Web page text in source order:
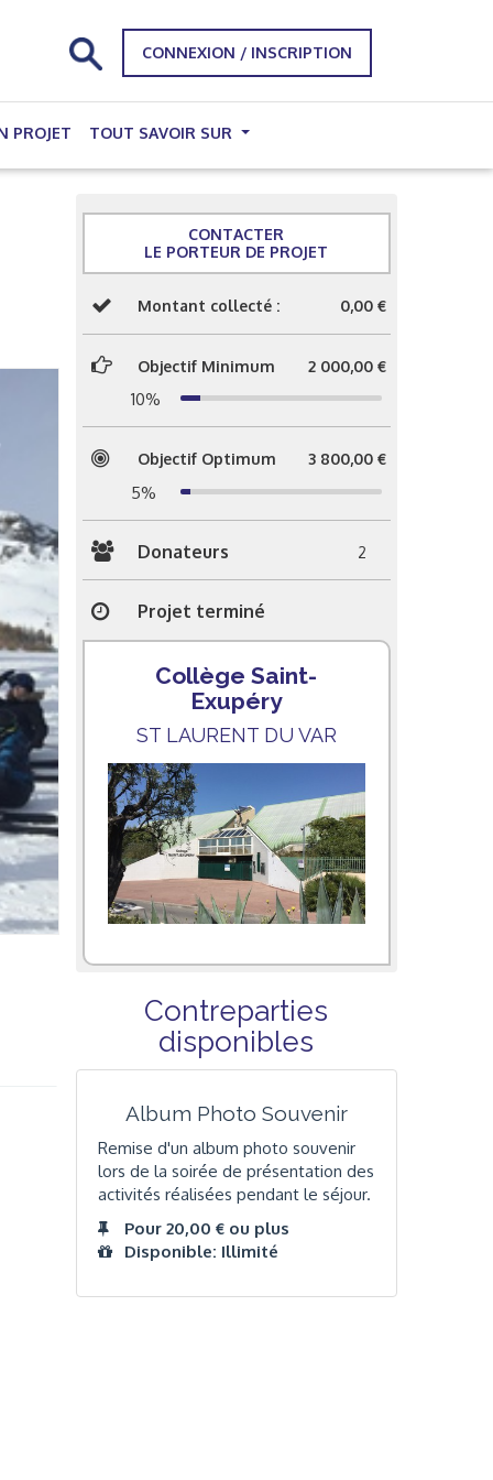
CONNEXION / INSCRIPTION
PROJET TOUT SAVOIR SUR
CONTACTER
LE PORTEUR DE PROJET
Montant collecté : 0,00 €
Objectif Minimum 2 000,00 €
10%
Objectif Optimum 3 800,00 €
5%
Donateurs 2
Projet terminé
Collège Saint-
Exupéry
ST LAURENT DU VAR
Contreparties
disponibles
Album Photo Souvenir
Remise d'un album photo souvenir
lors de la soirée de présentation des
activités réalisées pendant le séjour.
Pour 20,00 € ou plus
Disponible: Illimité